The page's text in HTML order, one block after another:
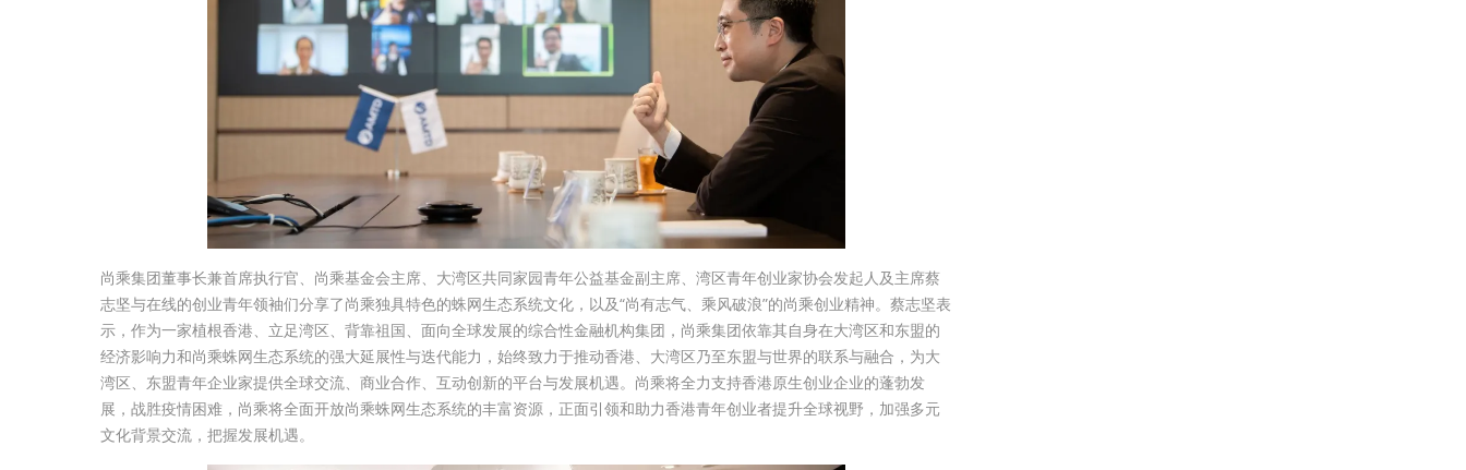
尚乘集团董事长兼首席执行官、尚乘基金会主席、大湾区共同家园青年公益基金副主席、湾区青年创业家协会发起人及主席蔡
志坚与在线的创业青年领袖们分享了尚乘独具特色的蛛网生态系统文化，以及“尚有志气、乘风破浪”的尚乘创业精神。蔡志坚表
示，作为一家植根香港、立足湾区、背靠祖国、面向全球发展的综合性金融机构集团，尚乘集团依靠其自身在大湾区和东盟的
经济影响力和尚乘蛛网生态系统的强大延展性与迭代能力，始终致力于推动香港、大湾区乃至东盟与世界的联系与融合，为大
湾区、东盟青年企业家提供全球交流、商业合作、互动创新的平台与发展机遇。尚乘将全力支持香港原生创业企业的蓬勃发
展，战胜疫情困难，尚乘将全面开放尚乘蛛网生态系统的丰富资源，正面引领和助力香港青年创业者提升全球视野，加强多元
文化背景交流，把握发展机遇。